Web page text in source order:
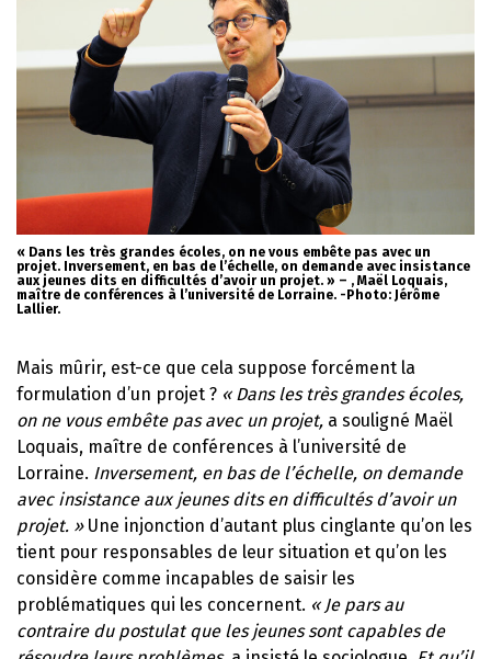
« Dans les très grandes écoles, on ne vous embête pas avec un
projet. Inversement, en bas de l’échelle, on demande avec insistance
aux jeunes dits en difficultés d’avoir un projet. » – , Maël Loquais,
maître de conférences à l’université de Lorraine. -Photo: Jérôme
Lallier.
Mais mûrir, est-ce que cela suppose forcément la
formulation d’un projet ? « Dans les très grandes écoles,
on ne vous embête pas avec un projet, a souligné Maël
Loquais, maître de conférences à l’université de
Lorraine. Inversement, en bas de l’échelle, on demande
avec insistance aux jeunes dits en difficultés d’avoir un
projet. » Une injonction d’autant plus cinglante qu’on les
tient pour responsables de leur situation et qu’on les
considère comme incapables de saisir les
problématiques qui les concernent. « Je pars au
contraire du postulat que les jeunes sont capables de